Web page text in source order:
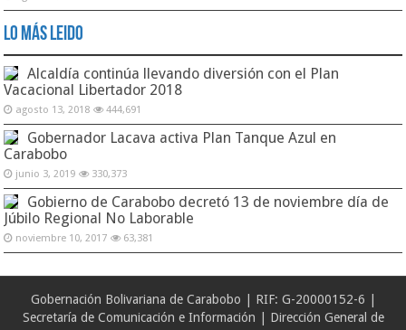
Lo Más Leido
Alcaldía continúa llevando diversión con el Plan
Vacacional Libertador 2018
agosto 13, 2018 444,691
Gobernador Lacava activa Plan Tanque Azul en
Carabobo
junio 3, 2019 330,373
Gobierno de Carabobo decretó 13 de noviembre día de
Júbilo Regional No Laborable
noviembre 10, 2017 63,381
Gobernación Bolivariana de Carabobo | RIF: G-20000152-6 |
Secretaría de Comunicación e Información | Dirección General de